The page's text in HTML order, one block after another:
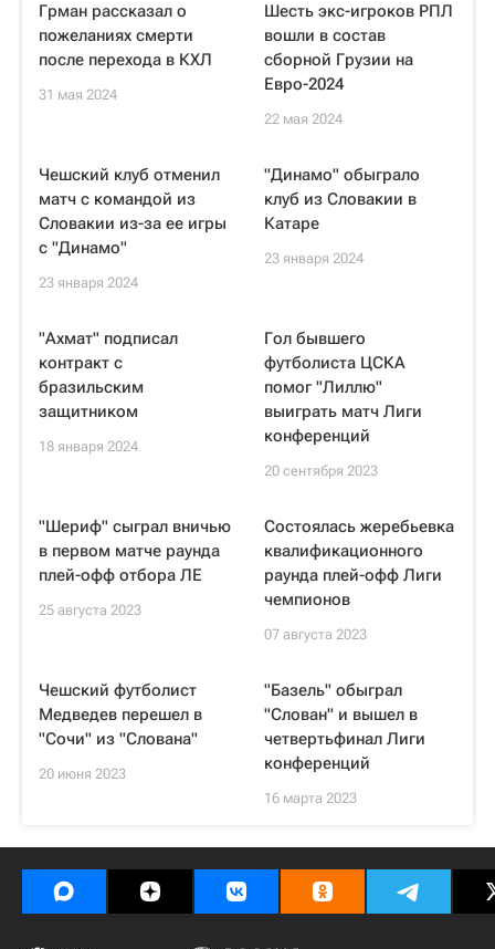
Грман рассказал о
пожеланиях смерти
после перехода в КХЛ
31 мая 2024
Шесть экс-игроков РПЛ
вошли в состав
сборной Грузии на
Евро-2024
22 мая 2024
Чешский клуб отменил
матч с командой из
Словакии из-за ее игры
с "Динамо"
23 января 2024
"Динамо" обыграло
клуб из Словакии в
Катаре
23 января 2024
"Ахмат" подписал
контракт с
бразильским
защитником
18 января 2024
Гол бывшего
футболиста ЦСКА
помог "Лиллю"
выиграть матч Лиги
конференций
20 сентября 2023
"Шериф" сыграл вничью
в первом матче раунда
плей-офф отбора ЛЕ
25 августа 2023
Состоялась жеребьевка
квалификационного
раунда плей-офф Лиги
чемпионов
07 августа 2023
Чешский футболист
Медведев перешел в
"Сочи" из "Слована"
20 июня 2023
"Базель" обыграл
"Слован" и вышел в
четвертьфинал Лиги
конференций
16 марта 2023